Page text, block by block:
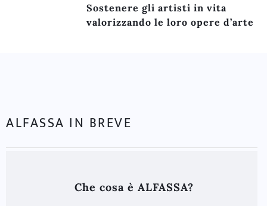
Sostenere gli artisti in vita
valorizzando le loro opere d’arte
ALFASSA IN BREVE
Che cosa è ALFASSA?